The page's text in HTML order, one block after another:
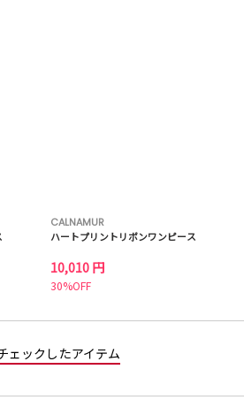
CALNAMUR
ハートプリントリボンワンピース
10,010 円
30%OFF
ェックしたアイテム